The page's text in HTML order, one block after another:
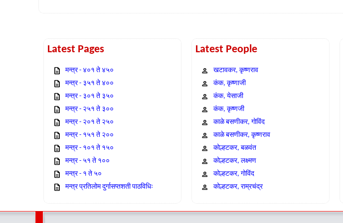
Latest Pages
मन्त्र - ४०१ ते ४५०
मन्त्र - ३५१ ते ४००
मन्त्र - ३०१ ते ३५०
मन्त्र - २५१ ते ३००
मन्त्र - २०१ ते २५०
मन्त्र - १५१ ते २००
मन्त्र - १०१ ते १५०
मन्त्र - ५१ ते १००
मन्त्र - १ ते ५०
मन्त्र प्रतिलोम दुर्गासप्तशती पाठविधिः
Latest People
खटावकर, कृष्णराव
कंक, कृष्णाजी
कंक, येसाजी
कंक, कृष्णजी
काळे बसणीकर, गोविंद
काळे बसणीकर, कृष्णराव
कोल्हटकर, बळवंत
कोल्हटकर, लक्ष्मण
कोल्हटकर, गोविंद
कोल्हटकर, राम्रचंद्र